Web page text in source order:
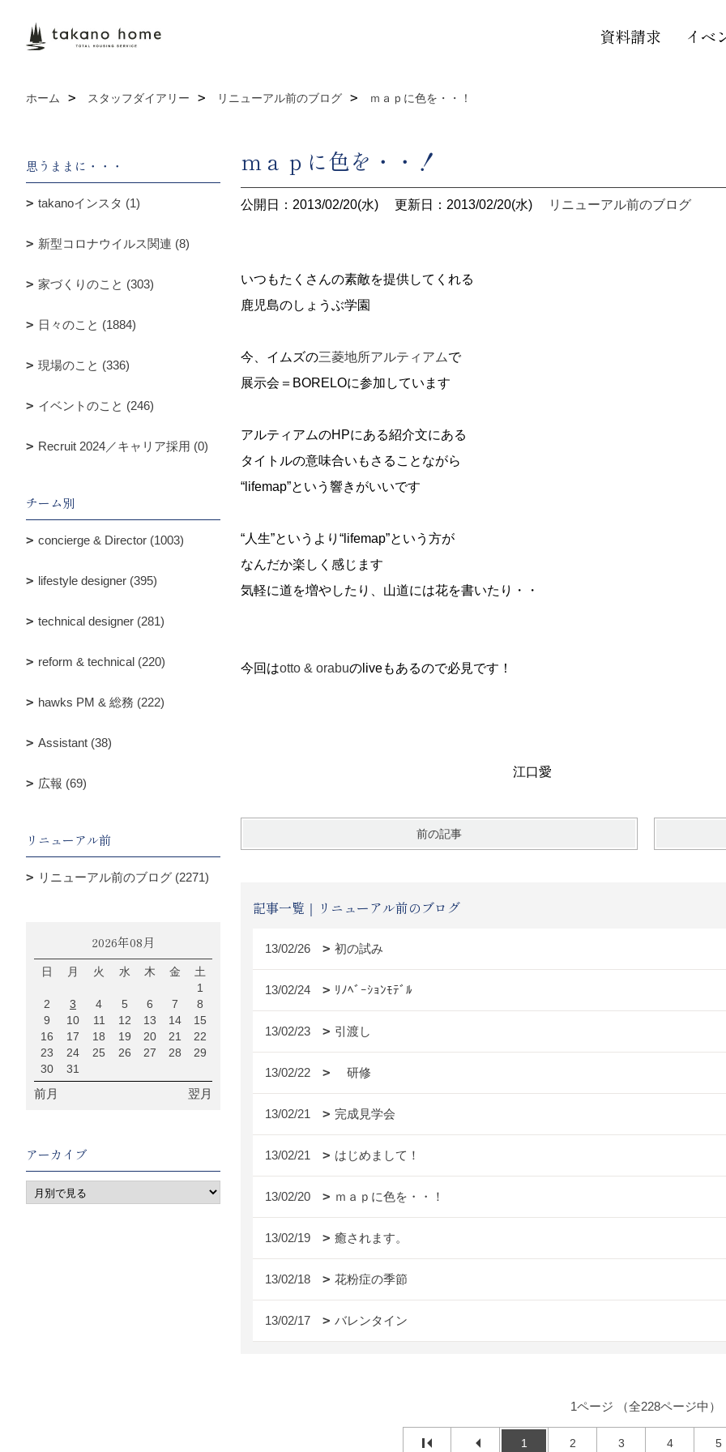
資料請求 イベ
ホーム スタッフダイアリー リニューアル前のブログ ｍａｐに色を・・！
ｍａｐに色を・・！
公開日：2013/02/20(水) 更新日：2013/02/20(水) リニューアル前のブログ
いつもたくさんの素敵を提供してくれる
鹿児島のしょうぶ学園
今、イムズの三菱地所アルティアムで
展示会＝BORELOに参加しています
アルティアムのHPにある紹介文にある
タイトルの意味合いもさることながら
“lifemap”という響きがいいです
“人生”というより“lifemap”という方が
なんだか楽しく感じます
気軽に道を増やしたり、山道には花を書いたり・・
今回はotto & orabuのliveもあるので必見です！
江口愛
前の記事
記事一覧｜リニューアル前のブログ
13/02/26 初の試み
13/02/24 ﾘﾉﾍﾞｰｼｮﾝﾓﾃﾞﾙ
13/02/23 引渡し
13/02/22 研修
13/02/21 完成見学会
13/02/21 はじめまして！
13/02/20 ｍａｐに色を・・！
13/02/19 癒されます。
13/02/18 花粉症の季節
13/02/17 バレンタイン
1ページ （全228ページ中）
1 2 3 4 5
思うままに・・・
takanoインスタ (1)
新型コロナウイルス関連 (8)
家づくりのこと (303)
日々のこと (1884)
現場のこと (336)
イベントのこと (246)
Recruit 2024／キャリア採用 (0)
チーム別
concierge & Director (1003)
lifestyle designer (395)
technical designer (281)
reform & technical (220)
hawks PM & 総務 (222)
Assistant (38)
広報 (69)
リニューアル前
リニューアル前のブログ (2271)
2026年08月
日 月 火 水 木 金
土
1
2
3 4 5 6 7
8
9
10 11 12 13 14
15
16
17 18 19 20 21
22
23
24 25 26 27 28
29
30
31
前月 翌月
アーカイブ